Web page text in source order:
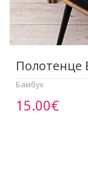
Полотенце
Бамбук
15.00€